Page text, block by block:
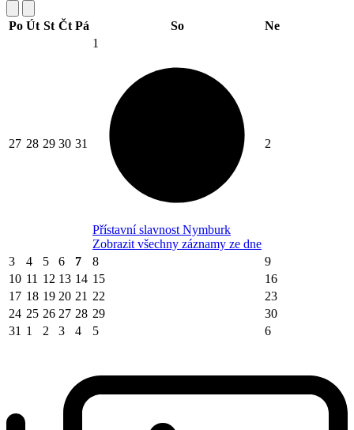
Po Út St Čt Pá So Ne
27 28 29 30 31
1
Přístavní slavnost Nymburk
Zobrazit všechny záznamy ze dne
2
3 4 5 6 7 8
9
10 11 12 13 14 15
16
17 18 19 20 21 22
23
24 25 26 27 28 29
30
31 1 2 3 4 5 6